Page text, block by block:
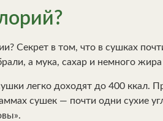
Секрет в том, что в сушках
а мука, сахар и немного жира
легко доходят до 400 ккал.
сушек — почти одни сухие